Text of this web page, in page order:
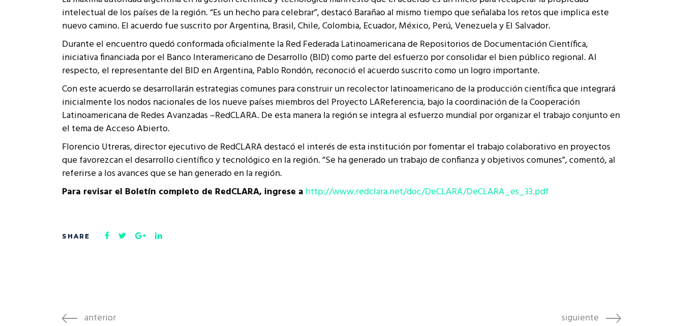
intelectual de los países de la región. “Es un hecho para celebrar”, destacó Barañao al mismo tiempo que señalaba los retos que implica este
nuevo camino. El acuerdo fue suscrito por Argentina, Brasil, Chile, Colombia, Ecuador, México, Perú, Venezuela y El Salvador.
Durante el encuentro quedó conformada oficialmente la Red Federada Latinoamericana de Repositorios de Documentación Científica,
iniciativa financiada por el Banco Interamericano de Desarrollo (BID) como parte del esfuerzo por consolidar el bien público regional. Al
respecto, el representante del BID en Argentina, Pablo Rondón, reconoció el acuerdo suscrito como un logro importante.
Con este acuerdo se desarrollarán estrategias comunes para construir un recolector latinoamericano de la producción científica que integrará
inicialmente los nodos nacionales de los nueve países miembros del Proyecto LAReferencia, bajo la coordinación de la Cooperación
Latinoamericana de Redes Avanzadas –RedCLARA. De esta manera la región se integra al esfuerzo mundial por organizar el trabajo conjunto en
el tema de Acceso Abierto.
Florencio Utreras, director ejecutivo de RedCLARA destacó el interés de esta institución por fomentar el trabajo colaborativo en proyectos
que favorezcan el desarrollo científico y tecnológico en la región. “Se ha generado un trabajo de confianza y objetivos comunes”, comentó, al
referirse a los avances que se han generado en la región.
Para revisar el Boletín completo de RedCLARA, ingrese a http://www.redclara.net/doc/DeCLARA/DeCLARA_es_33.pdf
anterior siguiente